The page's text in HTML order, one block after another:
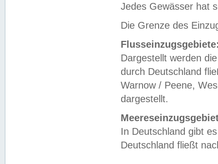
Jedes Gewässer hat
Die Grenze des
Dargestellt werden
durch Deutschland
Warnow / Peene,
dargestellt.
In Deutschland gibt
Deutschland fließt